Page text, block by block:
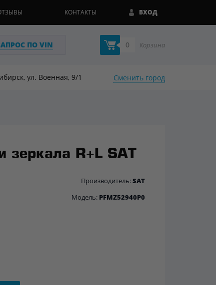
ВХОД
КОНТАКТЫ
ПО VIN 0 Корзина
ул. Военная, 9/1 Сменить город
зеркала R+L SAT
Производитель:SAT
Модель: PFMZ52940P0